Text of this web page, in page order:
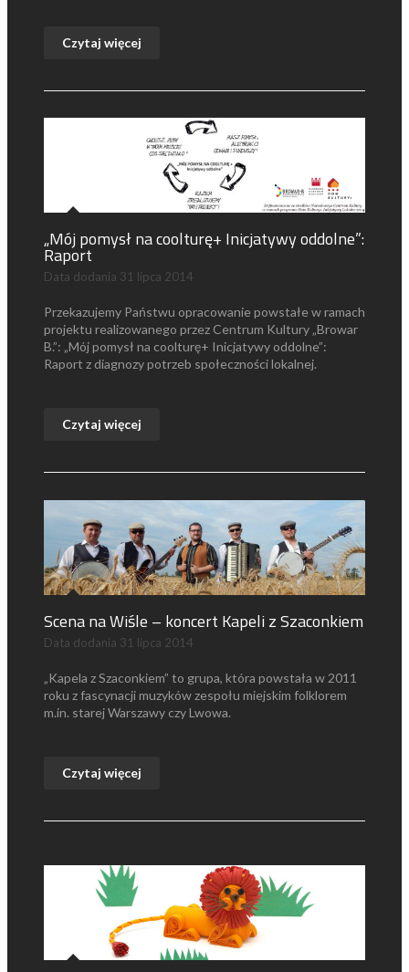
Czytaj więcej
„Mój pomysł na coolturę+ Inicjatywy oddolne”:
Raport
Data dodania 31 lipca 2014
Przekazujemy Państwu opracowanie powstałe w ramach
projektu realizowanego przez Centrum Kultury „Browar
B.”: „Mój pomysł na coolturę+ Inicjatywy oddolne”:
Raport z diagnozy potrzeb społeczności lokalnej.
Czytaj więcej
Scena na Wiśle – koncert Kapeli z Szaconkiem
Data dodania 31 lipca 2014
„Kapela z Szaconkiem” to grupa, która powstała w 2011
roku z fascynacji muzyków zespołu miejskim folklorem
m.in. starej Warszawy czy Lwowa.
Czytaj więcej